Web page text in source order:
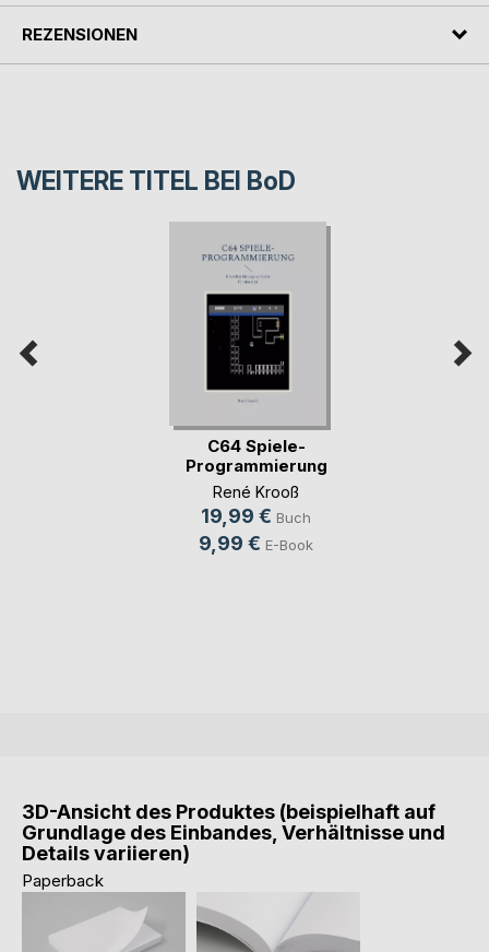
REZENSIONEN
WEITERE TITEL BEI BoD
C64 Spiele-
Programmierung
René Krooß
19,99 € Buch
9,99 € E-Book
3D-Ansicht des Produktes (beispielhaft auf
Grundlage des Einbandes, Verhältnisse und
Details variieren)
Paperback